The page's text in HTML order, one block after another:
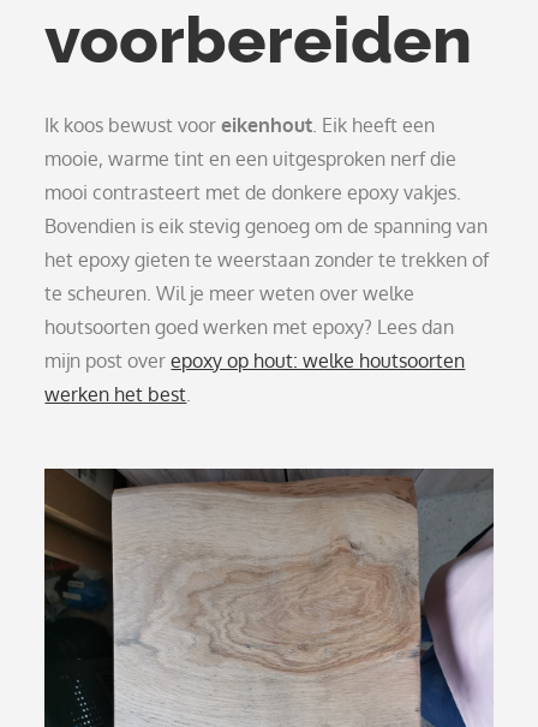
voorbereiden
Ik koos bewust vooreikenhout. Eik heeft een
mooie, warme tint en een uitgesproken nerf die
mooi contrasteert met de donkere epoxy vakjes.
Bovendien is eik stevig genoeg om de spanning van
het epoxy gieten te weerstaan zonder te trekken of
te scheuren. Wil je meer weten over welke
houtsoorten goed werken met epoxy? Lees dan
mijn post overepoxy op hout: welke houtsoorten
werken het best.